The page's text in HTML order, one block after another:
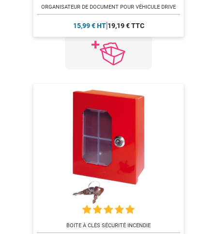
ORGANISATEUR DE DOCUMENT POUR VÉHICULE DRIVE
15,99 € HT 19,19 € TTC
BOITE À CLÉS SÉCURITÉ INCENDIE